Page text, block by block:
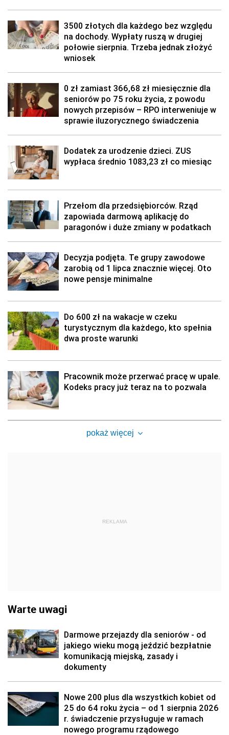
3500 złotych dla każdego bez względu
na dochody. Wypłaty ruszą w drugiej
połowie sierpnia. Trzeba jednak złożyć
wniosek
0 zł zamiast 366,68 zł miesięcznie dla
seniorów po 75 roku życia, z powodu
nowych przepisów – RPO interweniuje w
sprawie iluzorycznego świadczenia
Dodatek za urodzenie dzieci. ZUS
wypłaca średnio 1083,23 zł co miesiąc
Przełom dla przedsiębiorców. Rząd
zapowiada darmową aplikację do
paragonów i duże zmiany w podatkach
Decyzja podjęta. Te grupy zawodowe
zarobią od 1 lipca znacznie więcej. Oto
nowe pensje minimalne
Do 600 zł na wakacje w czeku
turystycznym dla każdego, kto spełnia
dwa proste warunki
Pracownik może przerwać pracę w upale.
Kodeks pracy już teraz na to pozwala
pokaż więcej
REKLAMA
Warte uwagi
Darmowe przejazdy dla seniorów - od
jakiego wieku mogą jeździć bezpłatnie
komunikacją miejską, zasady i
dokumenty
Nowe 200 plus dla wszystkich kobiet od
25 do 64 roku życia – od 1 sierpnia 2026
r. świadczenie przysługuje w ramach
nowego programu rządowego